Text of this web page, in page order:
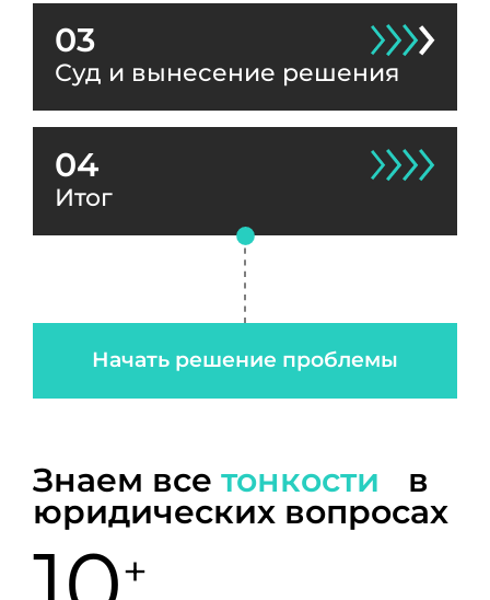
03
Суд и вынесение решения
04
Итог
Начать решение проблемы
Знаем все тонкости в
юридических вопросах
+